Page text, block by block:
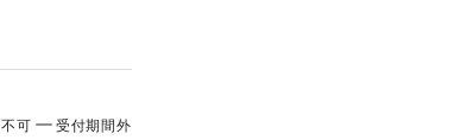
不可 受付期間外